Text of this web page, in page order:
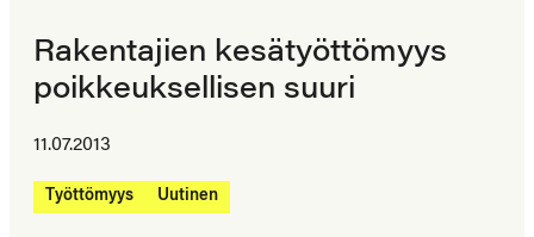
Rakentajien kesätyöttömyys
poikkeuksellisen suuri
11.07.2013
Työttömyys Uutinen